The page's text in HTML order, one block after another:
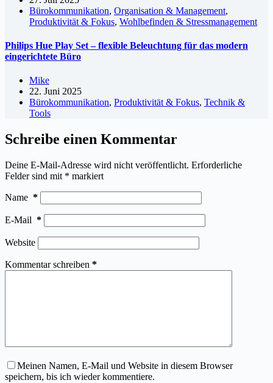
Bürokommunikation, Organisation & Management,
Produktivität & Fokus, Wohlbefinden & Stressmanagement
Philips Hue Play Set – flexible Beleuchtung für das modern
eingerichtete Büro
Mike
22. Juni 2025
Bürokommunikation, Produktivität & Fokus, Technik &
Tools
Schreibe einen Kommentar
Deine E-Mail-Adresse wird nicht veröffentlicht. Erforderliche
Felder sind mit * markiert
Name *
E-Mail *
Website
Kommentar schreiben *
Meinen Namen, E-Mail und Website in diesem Browser
speichern, bis ich wieder kommentiere.